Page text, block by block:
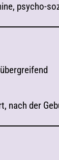
psycho-
nach der